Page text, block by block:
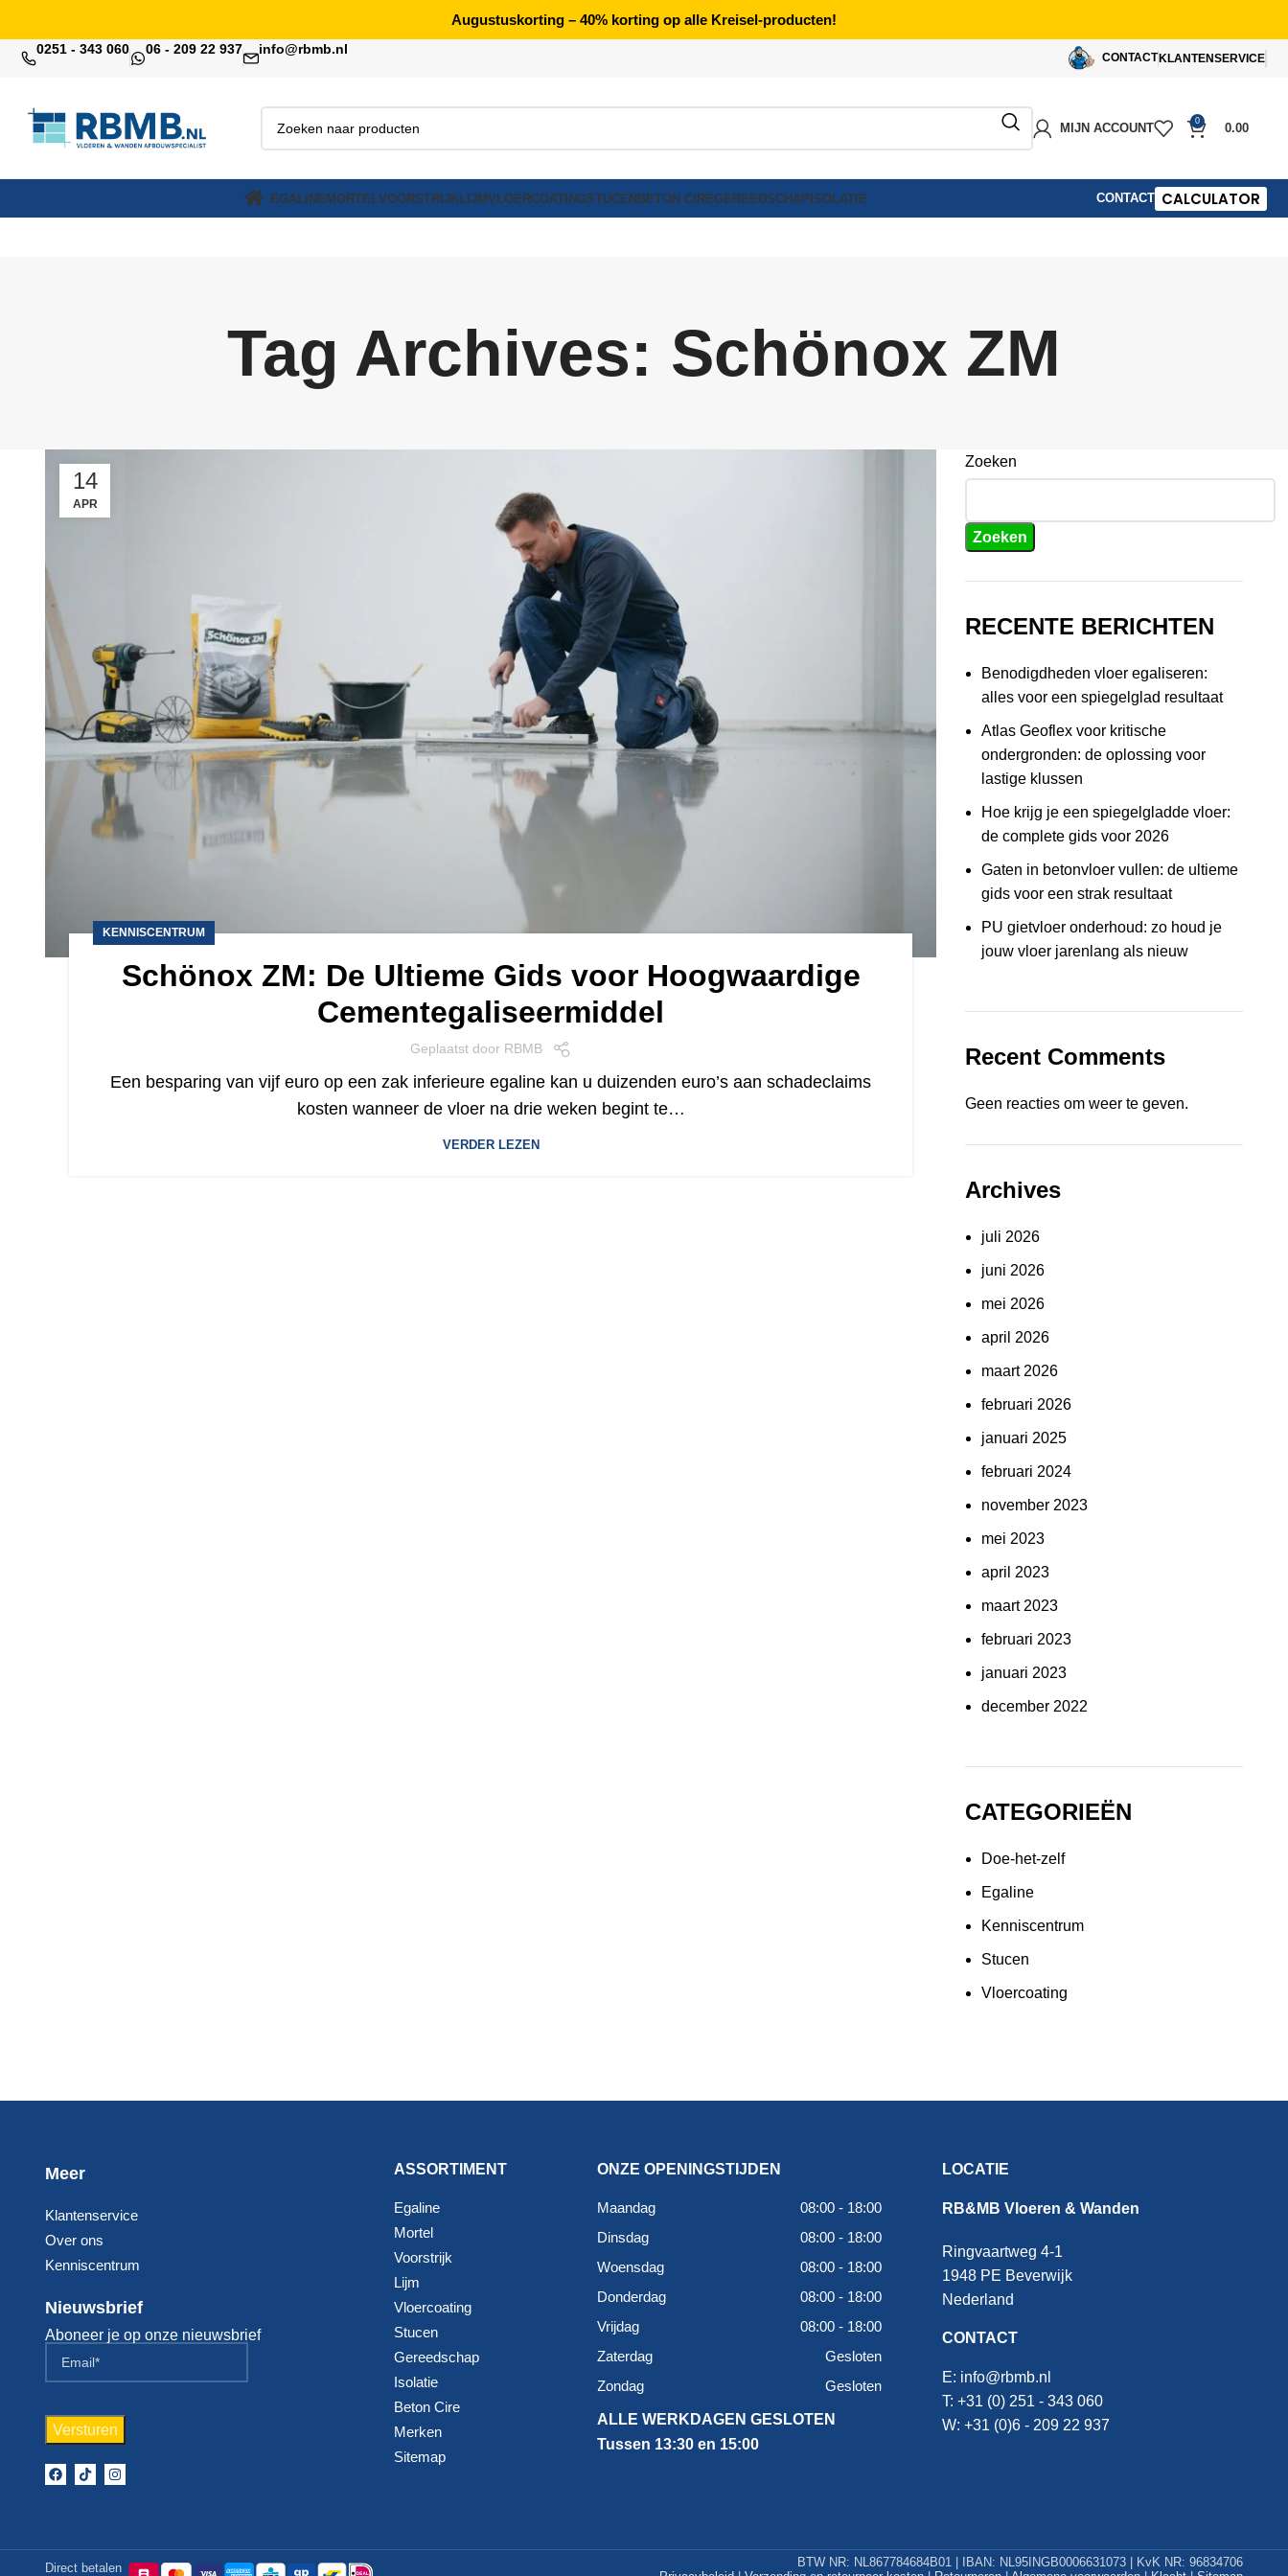
Augustuskorting – 40% korting op alle Kreisel-producten!
0251 - 343 060 06 - 209 22 937 info@rbmb.nl
CONTACT KLANTENSERVICE
MIJN ACCOUNT
0
0.00
EGALINEMORTELVOORSTRIJKLIJMVLOERCOATINGSTUCENBETON CIREGEREEDSCHAPISOLATIE CONTACT CALCULATOR
Tag Archives: Schönox ZM
14
APR
KENNISCENTRUM
Schönox ZM: De Ultieme Gids voor Hoogwaardige
Cementegaliseermiddel
Geplaatst door RBMB
Een besparing van vijf euro op een zak inferieure egaline kan u duizenden euro’s aan schadeclaims
kosten wanneer de vloer na drie weken begint te…
VERDER LEZEN
Zoeken
Zoeken
RECENTE BERICHTEN
Benodigdheden vloer egaliseren:
alles voor een spiegelglad resultaat
Atlas Geoflex voor kritische
ondergronden: de oplossing voor
lastige klussen
Hoe krijg je een spiegelgladde vloer:
de complete gids voor 2026
Gaten in betonvloer vullen: de ultieme
gids voor een strak resultaat
PU gietvloer onderhoud: zo houd je
jouw vloer jarenlang als nieuw
Recent Comments
Geen reacties om weer te geven.
Archives
juli 2026
juni 2026
mei 2026
april 2026
maart 2026
februari 2026
januari 2025
februari 2024
november 2023
mei 2023
april 2023
maart 2023
februari 2023
januari 2023
december 2022
CATEGORIEËN
Doe-het-zelf
Egaline
Kenniscentrum
Stucen
Vloercoating
Meer
Klantenservice
Over ons
Kenniscentrum
Nieuwsbrief
Aboneer je op onze nieuwsbrief
ASSORTIMENT
Egaline
Mortel
Voorstrijk
Lijm
Vloercoating
Stucen
Gereedschap
Isolatie
Beton Cire
Merken
Sitemap
ONZE OPENINGSTIJDEN
Maandag
08:00 - 18:00
Dinsdag
08:00 - 18:00
Woensdag
08:00 - 18:00
Donderdag
08:00 - 18:00
Vrijdag
08:00 - 18:00
Zaterdag
Gesloten
Zondag
Gesloten
ALLE WERKDAGEN GESLOTEN
Tussen 13:30 en 15:00
LOCATIE
RB&MB Vloeren & Wanden
Ringvaartweg 4-1
1948 PE Beverwijk
Nederland
CONTACT
E: info@rbmb.nl
T: +31 (0) 251 - 343 060
W: +31 (0)6 - 209 22 937
Direct betalen
BTW NR: NL867784684B01 | IBAN: NL95INGB0006631073 | KvK NR: 96834706